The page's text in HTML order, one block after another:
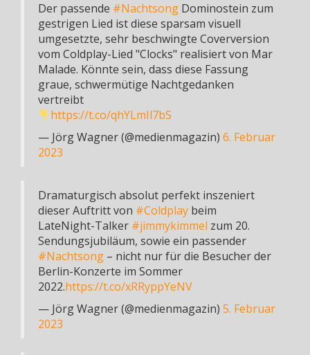
Der passende #Nachtsong Dominostein zum
gestrigen Lied ist diese sparsam visuell
umgesetzte, sehr beschwingte Coverversion
vom Coldplay-Lied "Clocks" realisiert von Mar
Malade. Könnte sein, dass diese Fassung
graue, schwermütige Nachtgedanken
vertreibt
https://t.co/qhYLmIl7bS
— Jörg Wagner (@medienmagazin) 6. Februar
2023
Dramaturgisch absolut perfekt inszeniert
dieser Auftritt von #Coldplay beim
LateNight-Talker #jimmykimmel zum 20.
Sendungsjubiläum, sowie ein passender
#Nachtsong – nicht nur für die Besucher der
Berlin-Konzerte im Sommer
2022.https://t.co/xRRyppYeNV
— Jörg Wagner (@medienmagazin) 5. Februar
2023